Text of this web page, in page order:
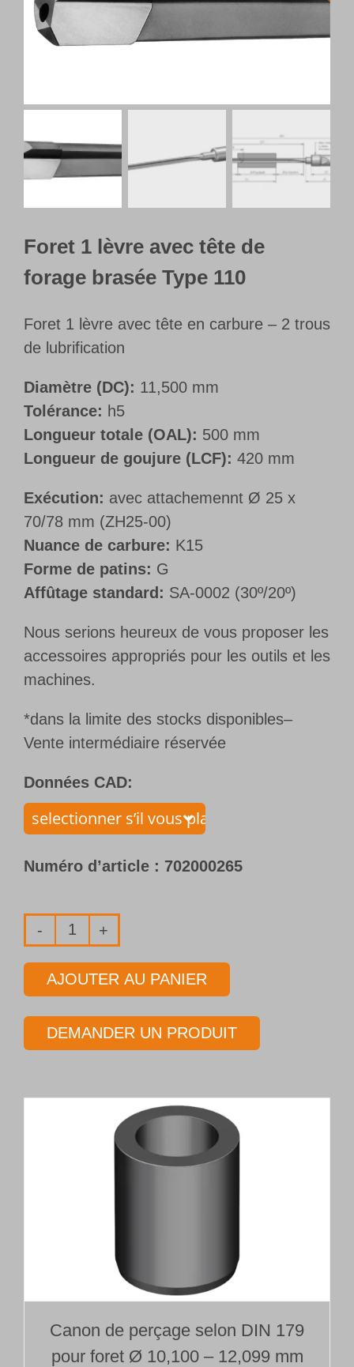
Français
Foret 1 lèvre avec tête de
forage brasée Type 110
Foret 1 lèvre avec tête en carbure – 2 trous
de lubrification
Diamètre (DC): 11,500 mm
Tolérance: h5
Longueur totale (OAL): 500 mm
Longueur de goujure (LCF): 420 mm
Exécution: avec attachemennt Ø 25 x
70/78 mm (ZH25-00)
Nuance de carbure: K15
Forme de patins: G
Affûtage standard: SA-0002 (30º/20º)
Nous serions heureux de vous proposer les
accessoires appropriés pour les outils et les
machines.
*dans la limite des stocks disponibles–
Vente intermédiaire réservée
Données CAD:
Numéro d’article : 702000265
quantité
de
Foret
lèvre
forage
brasée
Longueur 500 mm
AJOUTER AU PANIER
DEMANDER UN PRODUIT
Canon de perçage selon DIN 179
pour foret Ø 10,100 – 12,099 mm